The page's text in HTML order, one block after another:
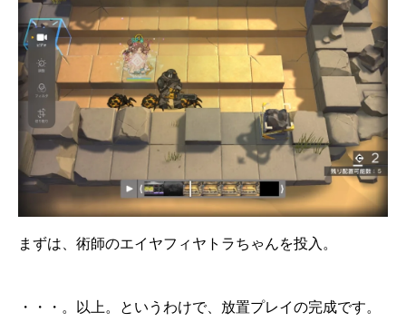
まずは、術師のエイヤフィヤトラちゃんを投入。
・・・。以上。というわけで、放置プレイの完成です。